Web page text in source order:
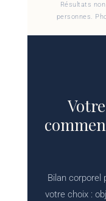
Résultats
personnes.
Bilan corporel
votre choix :